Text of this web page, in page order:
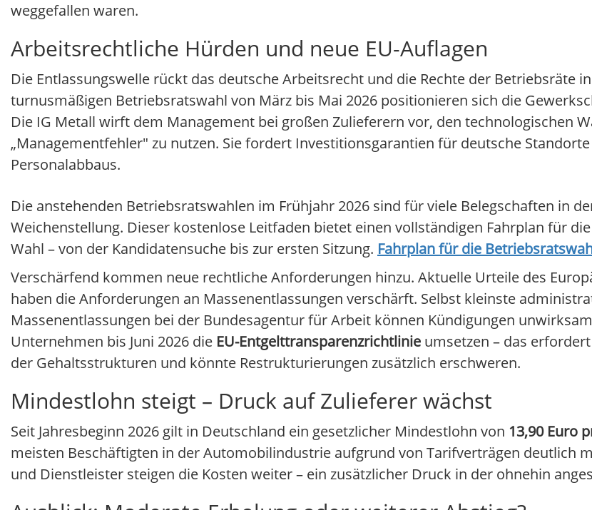
weggefallen waren.
Arbeitsrechtliche Hürden und neue EU-Auflagen
Die Entlassungswelle rückt das deutsche Arbeitsrecht und die Rechte der Betriebsräte
turnusmäßigen Betriebsratswahl von März bis Mai 2026 positionieren sich die
Die IG Metall wirft dem Management bei großen Zulieferern vor, den technologischen
„Managementfehler" zu nutzen. Sie fordert Investitionsgarantien für deutsche
Personalabbaus.
Die anstehenden Betriebsratswahlen im Frühjahr 2026 sind für viele Belegschaften in
Weichenstellung. Dieser kostenlose Leitfaden bietet einen vollständigen Fahrplan für
Wahl – von der Kandidatensuche bis zur ersten Sitzung. Fahrplan für die
Verschärfend kommen neue rechtliche Anforderungen hinzu. Aktuelle Urteile des
haben die Anforderungen an Massenentlassungen verschärft. Selbst kleinste
Massenentlassungen bei der Bundesagentur für Arbeit können Kündigungen
Unternehmen bis Juni 2026 die EU-Entgelttransparenzrichtlinie umsetzen – das
der Gehaltsstrukturen und könnte Restrukturierungen zusätzlich erschweren.
Mindestlohn steigt – Druck auf Zulieferer wächst
Seit Jahresbeginn 2026 gilt in Deutschland ein gesetzlicher Mindestlohn von 13,90 Euro
meisten Beschäftigten in der Automobilindustrie aufgrund von Tarifverträgen deutlich
und Dienstleister steigen die Kosten weiter – ein zusätzlicher Druck in der ohnehin